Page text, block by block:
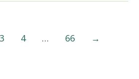
3 4 … 66 →